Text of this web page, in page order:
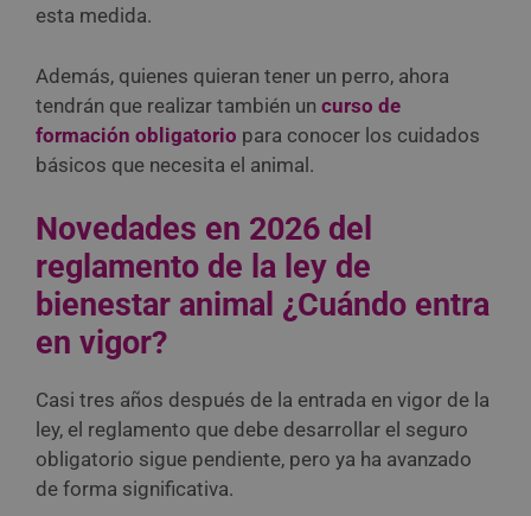
esta medida.
Además, quienes quieran tener un perro, ahora
tendrán que realizar también un curso de
formación obligatorio para conocer los cuidados
básicos que necesita el animal.
Novedades en 2026 del
reglamento de la ley de
bienestar animal ¿Cuándo entra
en vigor?
Casi tres años después de la entrada en vigor de la
ley, el reglamento que debe desarrollar el seguro
obligatorio sigue pendiente, pero ya ha avanzado
de forma significativa.